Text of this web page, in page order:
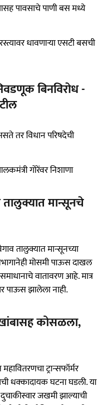
पावसाचे पाणी बस मध्ये
धावणाऱ्या एसटी बसची
बिनविरोध -
तर विधान परिषदेची
गोरेंवर निशाणा
मान्सूनचे
तालुक्यात मान्सूनच्या
मोसमी पाऊस दाखल
वातावरण आहे. मात्र
पाऊस झालेला नाही.
खांबासह कोसळला,
ट्रान्सफॉर्मर
धक्कादायक घटना घडली. या
जखमी झाल्याची